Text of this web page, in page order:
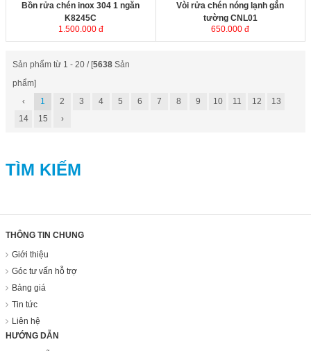
Bồn rửa chén inox 304 1 ngăn
K8245C
1.500.000 đ
Vòi rửa chén nóng lạnh gắn
tường CNL01
650.000 đ
Sản phẩm từ 1 - 20 / [5638 Sản
phẩm]
‹
1 2 3 4 5 6 7 8 9 10 11 12
13
14
15 ›
TÌM KIẾM
THÔNG TIN CHUNG
Giới thiệu
Góc tư vấn hỗ trợ
Bảng giá
Tin tức
Liên hệ
HƯỚNG DẪN